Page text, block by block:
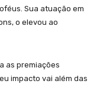
Sua atuação em
o elevou ao
as premiações
impacto vai além das